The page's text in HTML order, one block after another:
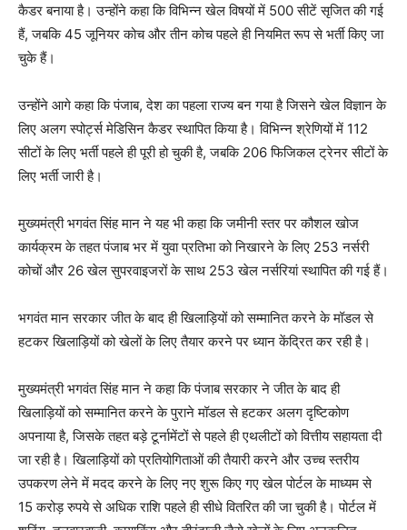
कैडर बनाया है। उन्होंने कहा कि विभिन्न खेल विषयों में 500 सीटें सृजित की गई
हैं, जबकि 45 जूनियर कोच और तीन कोच पहले ही नियमित रूप से भर्ती किए जा
चुके हैं।
उन्होंने आगे कहा कि पंजाब, देश का पहला राज्य बन गया है जिसने खेल विज्ञान के
लिए अलग स्पोर्ट्स मेडिसिन कैडर स्थापित किया है। विभिन्न श्रेणियों में 112
सीटों के लिए भर्ती पहले ही पूरी हो चुकी है, जबकि 206 फिजिकल ट्रेनर सीटों के
लिए भर्ती जारी है।
मुख्यमंत्री भगवंत सिंह मान ने यह भी कहा कि जमीनी स्तर पर कौशल खोज
कार्यक्रम के तहत पंजाब भर में युवा प्रतिभा को निखारने के लिए 253 नर्सरी
कोचों और 26 खेल सुपरवाइजरों के साथ 253 खेल नर्सरियां स्थापित की गई हैं।
भगवंत मान सरकार जीत के बाद ही खिलाड़ियों को सम्मानित करने के मॉडल से
हटकर खिलाड़ियों को खेलों के लिए तैयार करने पर ध्यान केंद्रित कर रही है।
मुख्यमंत्री भगवंत सिंह मान ने कहा कि पंजाब सरकार ने जीत के बाद ही
खिलाड़ियों को सम्मानित करने के पुराने मॉडल से हटकर अलग दृष्टिकोण
अपनाया है, जिसके तहत बड़े टूर्नामेंटों से पहले ही एथलीटों को वित्तीय सहायता दी
जा रही है। खिलाड़ियों को प्रतियोगिताओं की तैयारी करने और उच्च स्तरीय
उपकरण लेने में मदद करने के लिए नए शुरू किए गए खेल पोर्टल के माध्यम से
15 करोड़ रुपये से अधिक राशि पहले ही सीधे वितरित की जा चुकी है। पोर्टल में